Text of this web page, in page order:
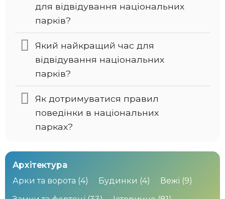
для відвідування національних
парків?
Який найкращий час для
відвідування національних
парків?
Як дотримуватися правил
поведінки в національних
парках?
Архітектура
Арки та ворота (4) Будинки (4) Вежі (9)